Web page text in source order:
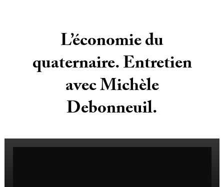
L’économie du
quaternaire. Entretien
avec Michèle
Debonneuil.